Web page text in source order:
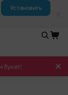
Установить
букет!